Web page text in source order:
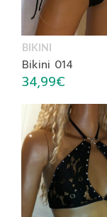
BIKINI
Bikini 014
34,99€